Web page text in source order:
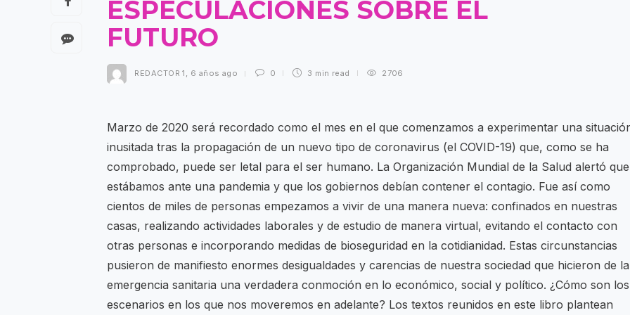
ESPECULACIONES SOBRE EL
FUTURO
REDACTOR 1 , 6 años ago 0 3 min read 2706
Marzo de 2020 será recordado como el mes en el que comenzamos a experimentar una
inusitada tras la propagación de un nuevo tipo de coronavirus (el COVID-19) que, como se ha
comprobado, puede ser letal para el ser humano. La Organización Mundial de la Salud alertó que
estábamos ante una pandemia y que los gobiernos debían contener el contagio. Fue así como
cientos de miles de personas empezamos a vivir de una manera nueva: confinados en nuestras
casas, realizando actividades laborales y de estudio de manera virtual, evitando el contacto con
otras personas e incorporando medidas de bioseguridad en la cotidianidad. Estas circunstancias
pusieron de manifiesto enormes desigualdades y carencias de nuestra sociedad que hicieron de la
emergencia sanitaria una verdadera conmoción en lo económico, social y político. ¿Cómo son los
escenarios en los que nos moveremos en adelante? Los textos reunidos en este libro plantean